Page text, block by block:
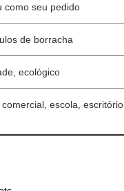
como seu pedido
de borracha
ecológico
escola, escritório,